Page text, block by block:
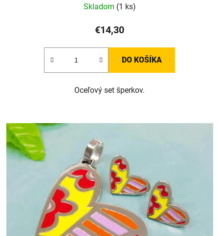
Skladom (1 ks)
€14,30
DO KOŠÍKA
Oceľový set šperkov.